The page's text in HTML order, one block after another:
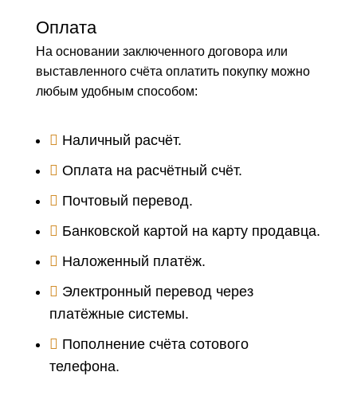
Оплата
На основании заключенного договора или
выставленного счёта оплатить покупку можно
любым удобным способом:
Наличный расчёт.
Оплата на расчётный счёт.
Почтовый перевод.
Банковской картой на карту продавца.
Наложенный платёж.
Электронный перевод через
платёжные системы.
Пополнение счёта сотового
телефона.